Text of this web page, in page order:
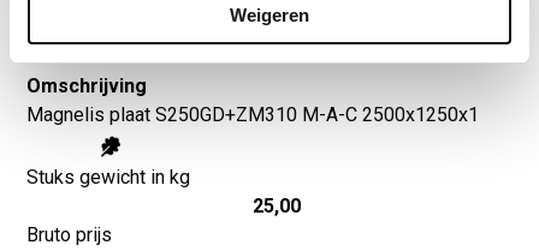
Weigeren
Omschrijving
Magnelis plaat S250GD+ZM310 M-A-C 2500x1250x1
Stuks gewicht in kg
25,00
Bruto prijs